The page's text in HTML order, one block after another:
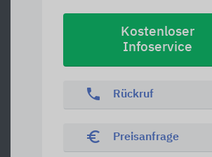
Kostenloser
Infoservice
phone Rückruf
euro_symbol Preisanfrage